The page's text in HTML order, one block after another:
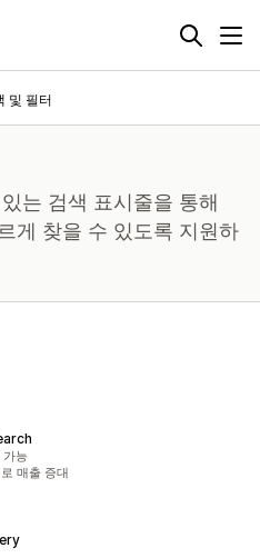
및 필터
는 검색 표시줄을 통해
게 찾을 수 있도록 지원하
능
매출 증대